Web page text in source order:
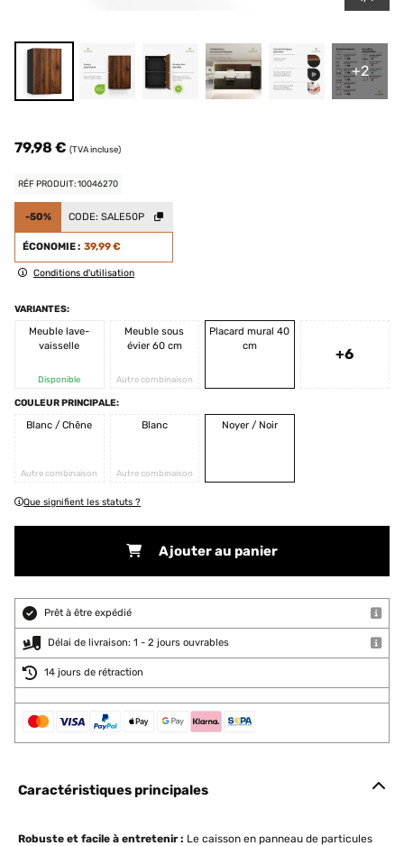
+2
79,98 € (TVA incluse)
RÉF PRODUIT: 10046270
-50% CODE: SALE50P
ÉCONOMIE : 39,99 €
Conditions d'utilisation
VARIANTES:
Meuble lave-
vaisselle
Disponible
Meuble sous
évier 60 cm
Autre combinaison
Placard mural 40
cm
+6
COULEUR PRINCIPALE:
Blanc / Chêne
Autre combinaison
Blanc
Autre combinaison
Noyer / Noir
Que signifient les statuts ?
Ajouter au panier
Prêt à être expédié
Délai de livraison: 1 - 2 jours ouvrables
14 jours de rétraction
Caractéristiques principales
Robuste et facile à entretenir : Le caisson en panneau de particules